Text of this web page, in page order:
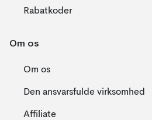
Rabatkoder
Om os
Om os
Den ansvarsfulde virksomhed
Affiliate